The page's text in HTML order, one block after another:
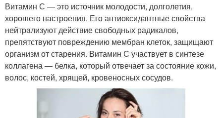
Витамин С — это источник молодости, долголетия,
хорошего настроения. Его антиоксидантные свойства
нейтрализуют действие свободных радикалов,
препятствуют повреждению мембран клеток, защищают
организм от старения. Витамин С участвует в синтезе
коллагена — белка, который отвечает за состояние кожи,
волос, костей, хрящей, кровеносных сосудов.